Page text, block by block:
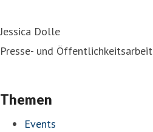
Jessica Dolle
Presse- und Öffentlichkeitsarbeit
Themen
Events